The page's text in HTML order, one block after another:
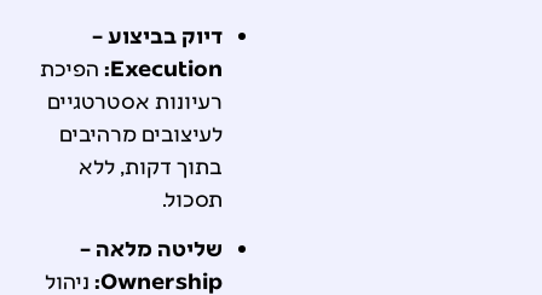
דיוק בביצוע –
Execution: הפיכת
רעיונות אסטרטגיים
לעיצובים מרהיבים
בתוך דקות, ללא
תסכול.
שליטה מלאה –
Ownership: ניהול